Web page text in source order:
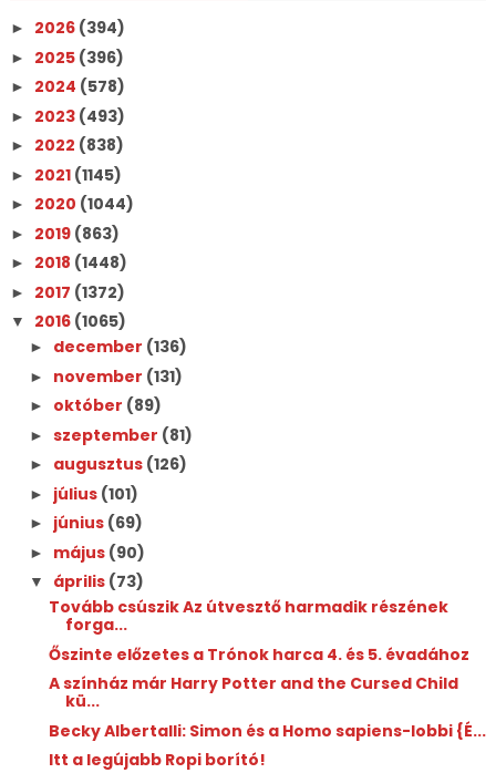
► 2026 (394)
► 2025 (396)
► 2024 (578)
► 2023 (493)
► 2022 (838)
► 2021 (1145)
► 2020 (1044)
► 2019 (863)
► 2018 (1448)
► 2017 (1372)
▼ 2016 (1065)
► december (136)
► november (131)
► október (89)
► szeptember (81)
► augusztus (126)
► július (101)
► június (69)
► május (90)
▼ április (73)
Tovább csúszik Az útvesztő harmadik részének
forga...
Őszinte előzetes a Trónok harca 4. és 5. évadához
A színház már Harry Potter and the Cursed Child
kü...
Becky Albertalli: Simon és a Homo sapiens-lobbi {É...
Itt a legújabb Ropi borító!